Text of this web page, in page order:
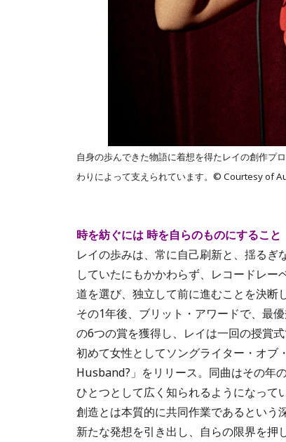
自身の歩んできた物語に着想を得たレイの創作プ
わりによって支えられています。© Courtesy of
時を紡ぐには 時を自らのものにすること
レイの歩みは、常に自己刷新と、揺る
していたにもかかわらず、レコードレ
道を選び、独立して前に進むことを決断
その1年後、ブリット・アワードで、最
の6つの賞を獲得し、レイは一回の授賞
初めて女性としてソングライター・オ
Husband?」をリリース。同曲はその年
ひとつとして広く知られるようになって
創造とは本質的に共同作業であるという
新たな発想を引き出し、自らの限界を押